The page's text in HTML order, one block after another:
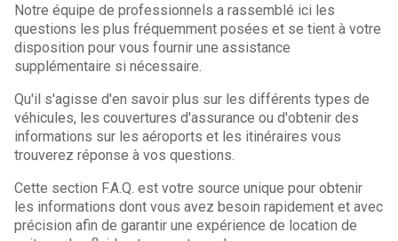
Notre équipe de professionnels a rassemblé ici les
questions les plus fréquemment posées et se tient à votre
disposition pour vous fournir une assistance
supplémentaire si nécessaire.
Qu'il s'agisse d'en savoir plus sur les différents types de
véhicules, les couvertures d'assurance ou d'obtenir des
informations sur les aéroports et les itinéraires vous
trouverez réponse à vos questions.
Cette section F.A.Q. est votre source unique pour obtenir
les informations dont vous avez besoin rapidement et avec
précision afin de garantir une expérience de location de